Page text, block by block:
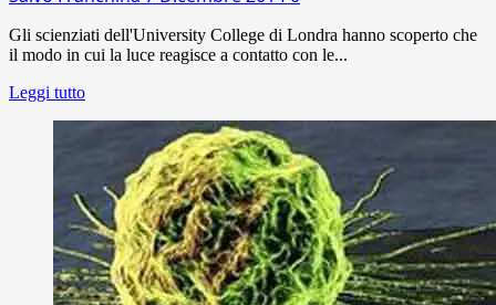
Gli scienziati dell'University College di Londra hanno scoperto che
il modo in cui la luce reagisce a contatto con le...
Leggi tutto